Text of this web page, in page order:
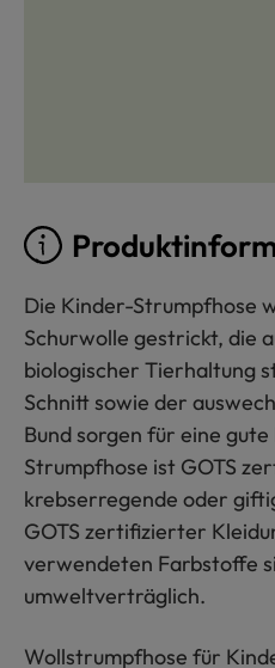
Die Kinder-Strumpfhose
Schurwolle gestrickt, die
biologischer Tierhaltung
Schnitt sowie der
Bund sorgen für eine
Strumpfhose ist GOTS
krebserregende oder
GOTS zertifizierter
verwendeten Farbstoffe
umweltverträglich.
Wollstrumpfhose für